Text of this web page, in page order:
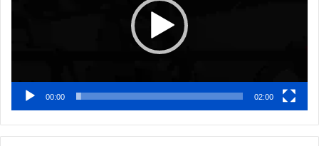
00:00 02:00